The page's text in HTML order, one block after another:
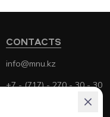
CONTACTS
info@mnu.kz
+7 - (717) - 270 - 30 - 30
+7 - (700) - 170 - 30 - 30